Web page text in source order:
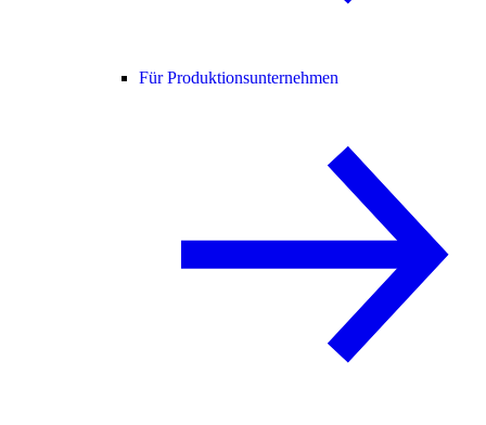
Für Produktionsunternehmen